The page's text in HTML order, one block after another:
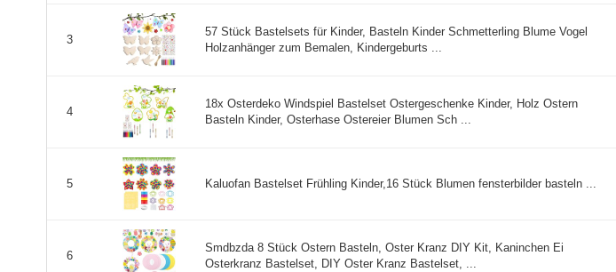
3
57 Stück Bastelsets für Kinder, Basteln Kinder Schmetterling Blume Vogel
Holzanhänger zum Bemalen, Kindergeburts ...
4
18x Osterdeko Windspiel Bastelset Ostergeschenke Kinder, Holz Ostern
Basteln Kinder, Osterhase Ostereier Blumen Sch ...
5 Kaluofan Bastelset Frühling Kinder,16 Stück Blumen fensterbilder basteln ...
6
Smdbzda 8 Stück Ostern Basteln, Oster Kranz DIY Kit, Kaninchen Ei
Osterkranz Bastelset, DIY Oster Kranz Bastelset, ...